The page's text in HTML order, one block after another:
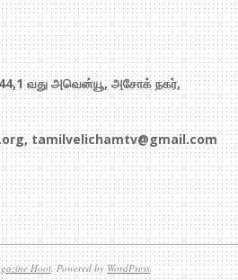
வது அவென்யூ, அசோக் நகர்,
tamilvelichamtv@gmail.com
Hoot. Powered byWordPress.